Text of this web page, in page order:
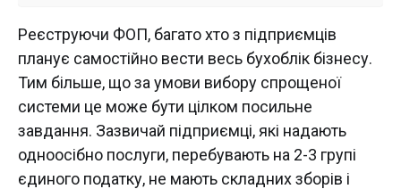
Реєструючи ФОП, багато хто з підприємців
планує самостійно вести весь бухоблік бізнесу.
Тим більше, що за умови вибору спрощеної
системи це може бути цілком посильне
завдання. Зазвичай підприємці, які надають
одноосібно послуги, перебувають на 2-3 групі
єдиного податку, не мають складних зборів і